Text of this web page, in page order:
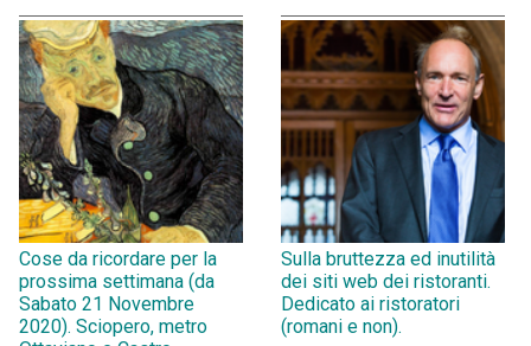
Cose da ricordare per la
prossima settimana (da
Sabato 21 Novembre
2020). Sciopero, metro
Sulla bruttezza ed inutilità
dei siti web dei ristoranti.
Dedicato ai ristoratori
(romani e non).